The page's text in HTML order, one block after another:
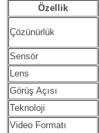
Özellik
Çözünürlük
Sensör
Lens
Görüş Açısı
Teknoloji
Video Formatı